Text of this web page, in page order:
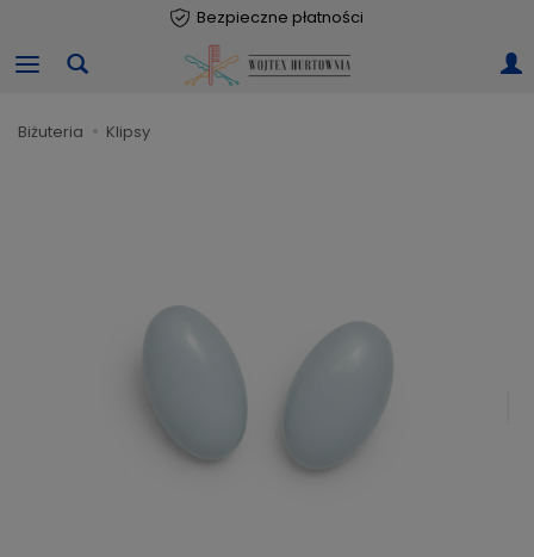
Bezpieczne płatności
Darmowa dostawaod 99 PLN
biżuteria klipsy